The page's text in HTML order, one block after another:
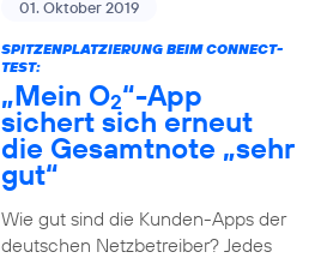
01. Oktober 2019
SPITZENPLATZIERUNG BEIM CONNECT-
TEST:
„Mein O2“-App
sichert sich erneut
die Gesamtnote „sehr
gut“
Wie gut sind die Kunden-Apps der
deutschen Netzbetreiber? Jedes